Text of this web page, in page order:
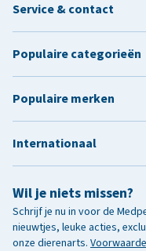
Wil je niets missen?
Schrijf je nu in voor de
nieuwtjes, leuke acties,
onze dierenarts.
Service & contact
Populaire categorieën
Populaire merken
Internationaal